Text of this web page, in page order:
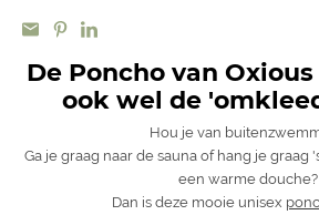
De Poncho van
ook wel de
Hou je van
Ga je graag naar de sauna of hang je graag
een warme douche?
Dan is deze mooie unisex